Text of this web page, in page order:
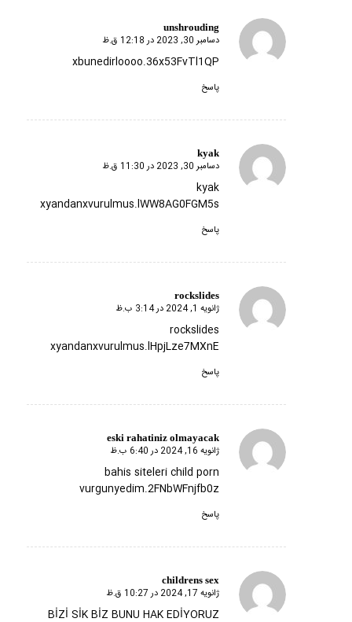
unshrouding
گفته:
دسامبر 30, 2023 در 12:18 ق.ظ
xbunedirloooo.36x53FvTl1QP
پاسخ
kyak
گفته:
دسامبر 30, 2023 در 11:30 ق.ظ
kyak
xyandanxvurulmus.lWW8AG0FGM5s
پاسخ
rockslides
گفته:
ژانویه 1, 2024 در 3:14 ب.ظ
rockslides
xyandanxvurulmus.lHpjLze7MXnE
پاسخ
eski rahatiniz olmayacak
گفته:
ژانویه 16, 2024 در 6:40 ب.ظ
bahis siteleri child porn
vurgunyedim.2FNbWFnjfb0z
پاسخ
childrens sex
گفته:
ژانویه 17, 2024 در 10:27 ق.ظ
BİZİ SİK BİZ BUNU HAK EDİYORUZ